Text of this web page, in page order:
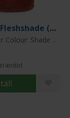
Reikland Fleshshade (18ml)
Warhammer Colour: Shade Paint